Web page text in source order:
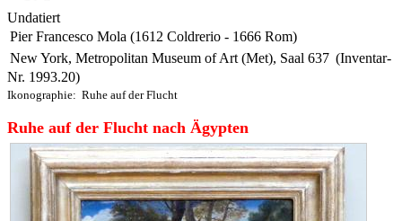
Undatiert
Pier Francesco Mola (1612 Coldrerio - 1666 Rom)
New York, Metropolitan Museum of Art (Met), Saal 637 (Inventar-
Nr. 1993.20)
Ikonographie: Ruhe auf der Flucht
Ruhe auf der Flucht nach Ägypten